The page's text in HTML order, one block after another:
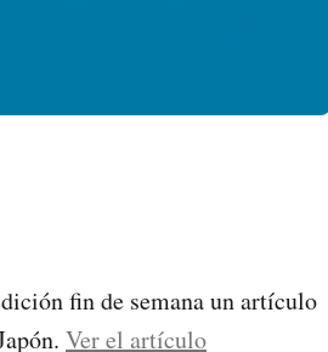
fin de semana un artículo
Ver el artículo